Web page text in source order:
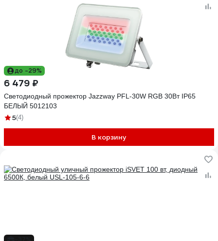
до -29%
6 479 ₽
Светодиодный прожектор Jazzway PFL-30W RGB 30Вт IP65
БЕЛЫЙ 5012103
5(4)
В корзину